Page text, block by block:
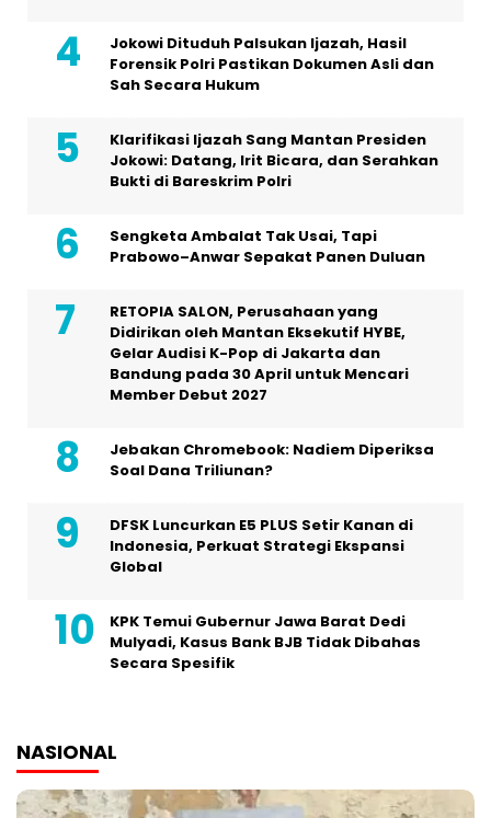
Jokowi Dituduh Palsukan Ijazah, Hasil
Forensik Polri Pastikan Dokumen Asli dan
Sah Secara Hukum
Klarifikasi Ijazah Sang Mantan Presiden
Jokowi: Datang, Irit Bicara, dan Serahkan
Bukti di Bareskrim Polri
Sengketa Ambalat Tak Usai, Tapi
Prabowo–Anwar Sepakat Panen Duluan
RETOPIA SALON, Perusahaan yang
Didirikan oleh Mantan Eksekutif HYBE,
Gelar Audisi K-Pop di Jakarta dan
Bandung pada 30 April untuk Mencari
Member Debut 2027
Jebakan Chromebook: Nadiem Diperiksa
Soal Dana Triliunan?
DFSK Luncurkan E5 PLUS Setir Kanan di
Indonesia, Perkuat Strategi Ekspansi
Global
KPK Temui Gubernur Jawa Barat Dedi
Mulyadi, Kasus Bank BJB Tidak Dibahas
Secara Spesifik
NASIONAL